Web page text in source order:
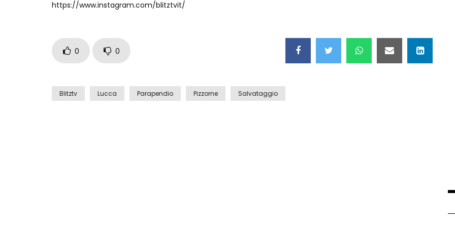
https://www.instagram.com/blitztvit/
0 0
Blitztv Lucca Parapendio Pizzorne Salvataggio